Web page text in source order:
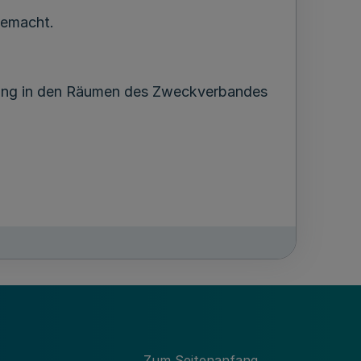
in den Räumen des Zweckverbandes